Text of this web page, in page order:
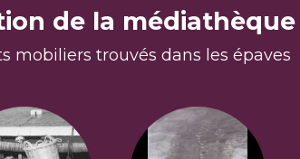
de la médiathèque
mobiliers trouvés dans les épaves